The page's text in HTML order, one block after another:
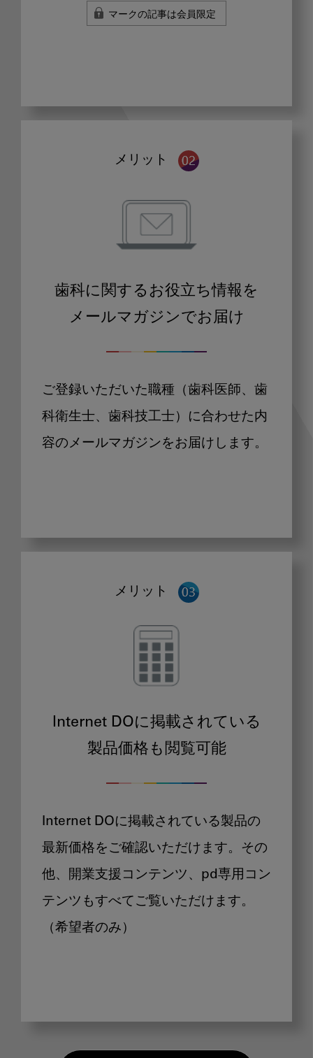
マークの記事は会員限定
メリット
歯科に関するお役立ち情報を
メールマガジンでお届け
ご登録いただいた職種（歯科医師、歯
科衛生士、歯科技工士）に合わせた内
容のメールマガジンをお届けします。
メリット
Internet DOに掲載されている
製品価格も閲覧可能
Internet DOに掲載されている製品の
最新価格をご確認いただけます。その
他、開業支援コンテンツ、pd専用コン
テンツもすべてご覧いただけます。
（希望者のみ）